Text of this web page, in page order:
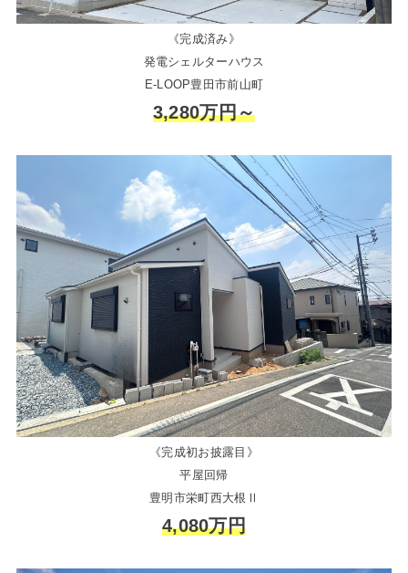
《完成済み》
発電シェルターハウス
E-LOOP豊田市前山町
3,280万円～
《完成初お披露目》
平屋回帰
豊明市栄町西大根Ⅱ
4,080万円